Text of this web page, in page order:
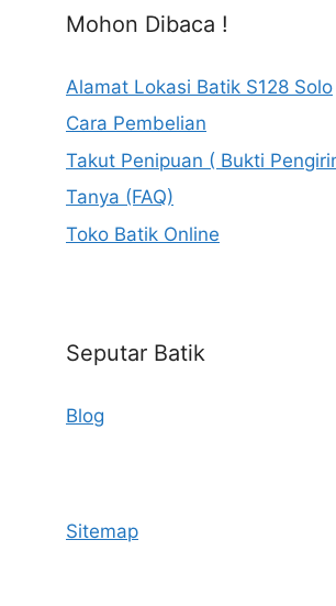
Mohon Dibaca !
Alamat Lokasi Batik S128 Solo
Cara Pembelian
Takut Penipuan ( Bukti
Tanya (FAQ)
Toko Batik Online
Seputar Batik
Blog
Sitemap